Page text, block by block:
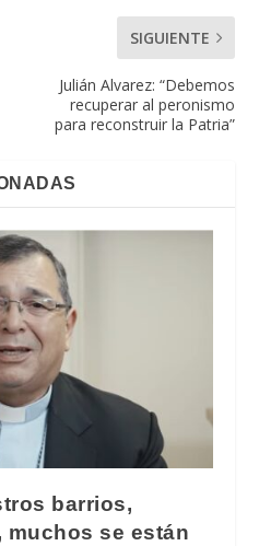
SIGUIENTE
Julián Alvarez: “Debemos
recuperar al peronismo
para reconstruir la Patria”
barrios,
muchos se están